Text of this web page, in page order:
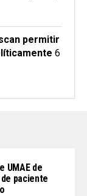
permitir
6
UMAE de
paciente